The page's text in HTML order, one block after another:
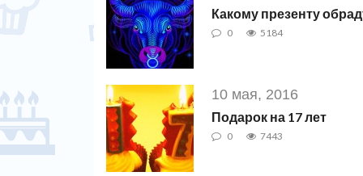
Какому презенту
0 5184
10 мая, 2016
Подарок на 17 лет
0 7443